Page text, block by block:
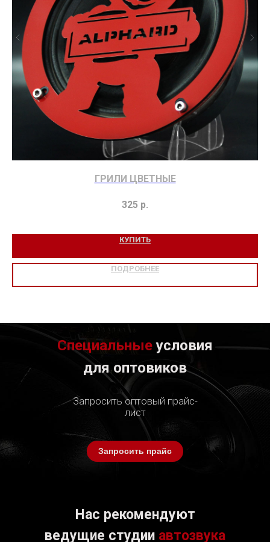
ГРИЛИ ЦВЕТНЫЕ
325 р.
КУПИТЬ
ПОДРОБНЕЕ
Специальныеусловия
для оптовиков
Запросить оптовый прайс-
лист
Запросить прайс
Нас рекомендуют
ведущие студии автозвука